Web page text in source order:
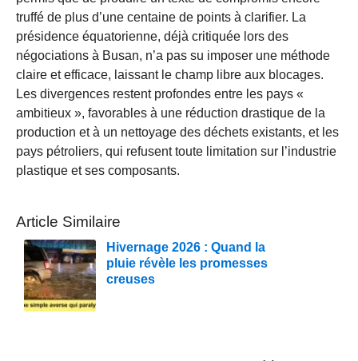
truffé de plus d’une centaine de points à clarifier. La
présidence équatorienne, déjà critiquée lors des
négociations à Busan, n’a pas su imposer une méthode
claire et efficace, laissant le champ libre aux blocages.
Les divergences restent profondes entre les pays «
ambitieux », favorables à une réduction drastique de la
production et à un nettoyage des déchets existants, et les
pays pétroliers, qui refusent toute limitation sur l’industrie
plastique et ses composants.
Article Similaire
Hivernage 2026 : Quand la
pluie révèle les promesses
creuses